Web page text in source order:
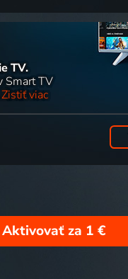
TV.
Smart TV
Zistiť viac
Aktivovať za 1 €